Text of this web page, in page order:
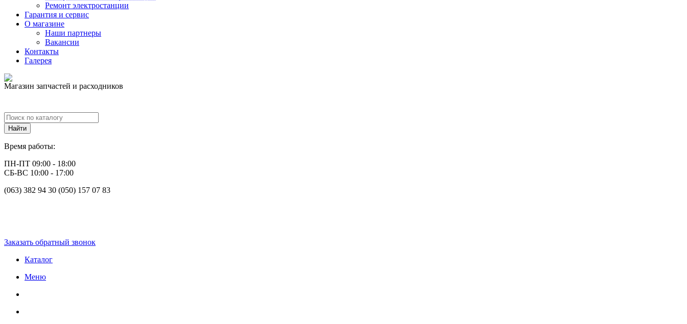
Ремонт электростанции
Гарантия и сервис
О магазине
Наши партнеры
Вакансии
Контакты
Галерея
Магазин запчастей и расходников
Время работы:
ПН-ПТ 09:00 - 18:00
СБ-ВС 10:00 - 17:00
(063) 382 94 30 (050) 157 07 83
Заказать обратный звонок
Каталог
Меню